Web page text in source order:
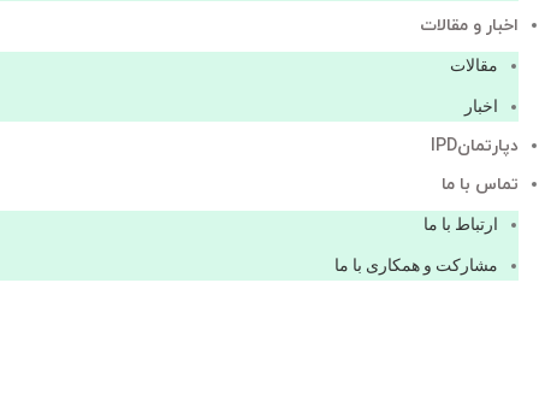
اخبار و مقالات
مقالات
اخبار
دپارتمانIPD
تماس با ما
ارتباط با ما
مشاركت و همكاری با ما